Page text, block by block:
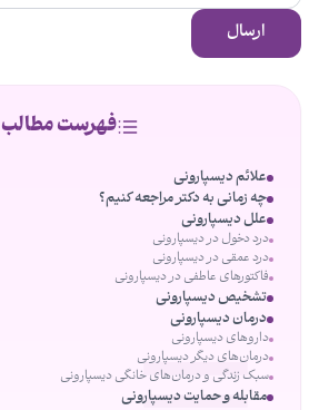
ارسال
فهرست مطالب
علائم دیسپارونی
چه زمانی به دکتر مراجعه کنیم؟
علل دیسپارونی
درد دخول در دیسپارونی
درد عمقی در دیسپارونی
فاکتورهای عاطفی در دیسپارونی
تشخیص دیسپارونی
درمان دیسپارونی
داروهای دیسپارونی
درمان‌های دیگر دیسپارونی
سبک زندگی و درمان‌های خانگی دیسپارونی
مقابله و حمایت دیسپارونی